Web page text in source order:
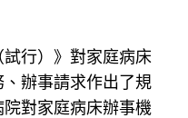
試行）》對家庭病床
辦事請求作出了規
對家庭病床辦事機